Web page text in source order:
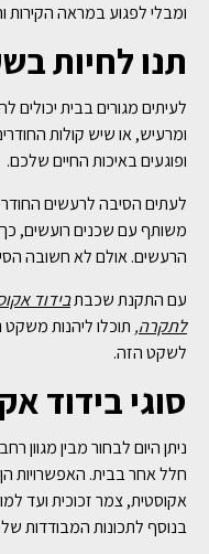
ומבלי לפגוע במראה הקירות
תנו לחיות
לעיתים מגורים בבית
ומרעיש, או שיש קולות
ופוגעים באיכות החיים שלכם.
לעתים הסיבה לרעשים
משותף עם שכנים רועשים,
הרעשים. אולם לא חשובה
עם התקנת שכבתבידוד
לתקרה, תוכלו ליהנות
לשקט הזה.
סוגי בידוד
ניתן היום לבחור מבין מגוון
חלל אחר בבית. האפשרויות
אקוסטית, צמר זכוכית ועד
בנוסף לתכונות המבודדות